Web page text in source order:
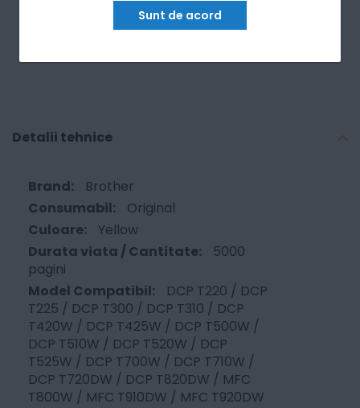
Sunt de acord
Detalii tehnice
Brother
Original
Yellow
5000
pagini
DCP T220 / DCP
T225 / DCP T300 / DCP T310 / DCP
T420W / DCP T425W / DCP T500W /
DCP T510W / DCP T520W / DCP
T525W / DCP T700W / DCP T710W /
DCP T720DW / DCP T820DW / MFC
T800W / MFC T910DW / MFC T920DW